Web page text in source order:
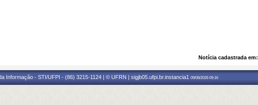
Notícia cadastrada em:
Informação - STI/UFPI - (86) 3215-1124 | © UFRN | sigjb05.ufpi.br.instancia1 09/08/2026 09:16